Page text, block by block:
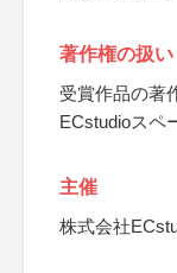
著作権の扱い
受賞作品の著
ECstudioスペ
主催
株式会社